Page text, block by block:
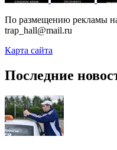
По размещению рекламы
trap_hall@mail.ru
Карта сайта
Последние